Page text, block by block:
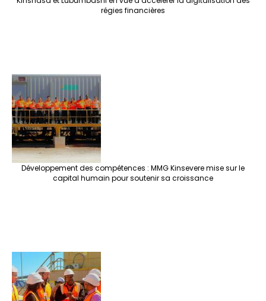
régies financières
Développement des compétences : MMG Kinsevere mise sur le
capital humain pour soutenir sa croissance